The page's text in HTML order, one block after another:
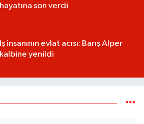
hayatına son verdi
İş insanının evlat acısı: Barış Alper
kalbine yenildi